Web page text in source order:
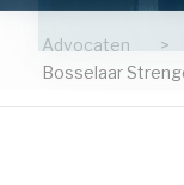
Advocaten >
Bosselaar